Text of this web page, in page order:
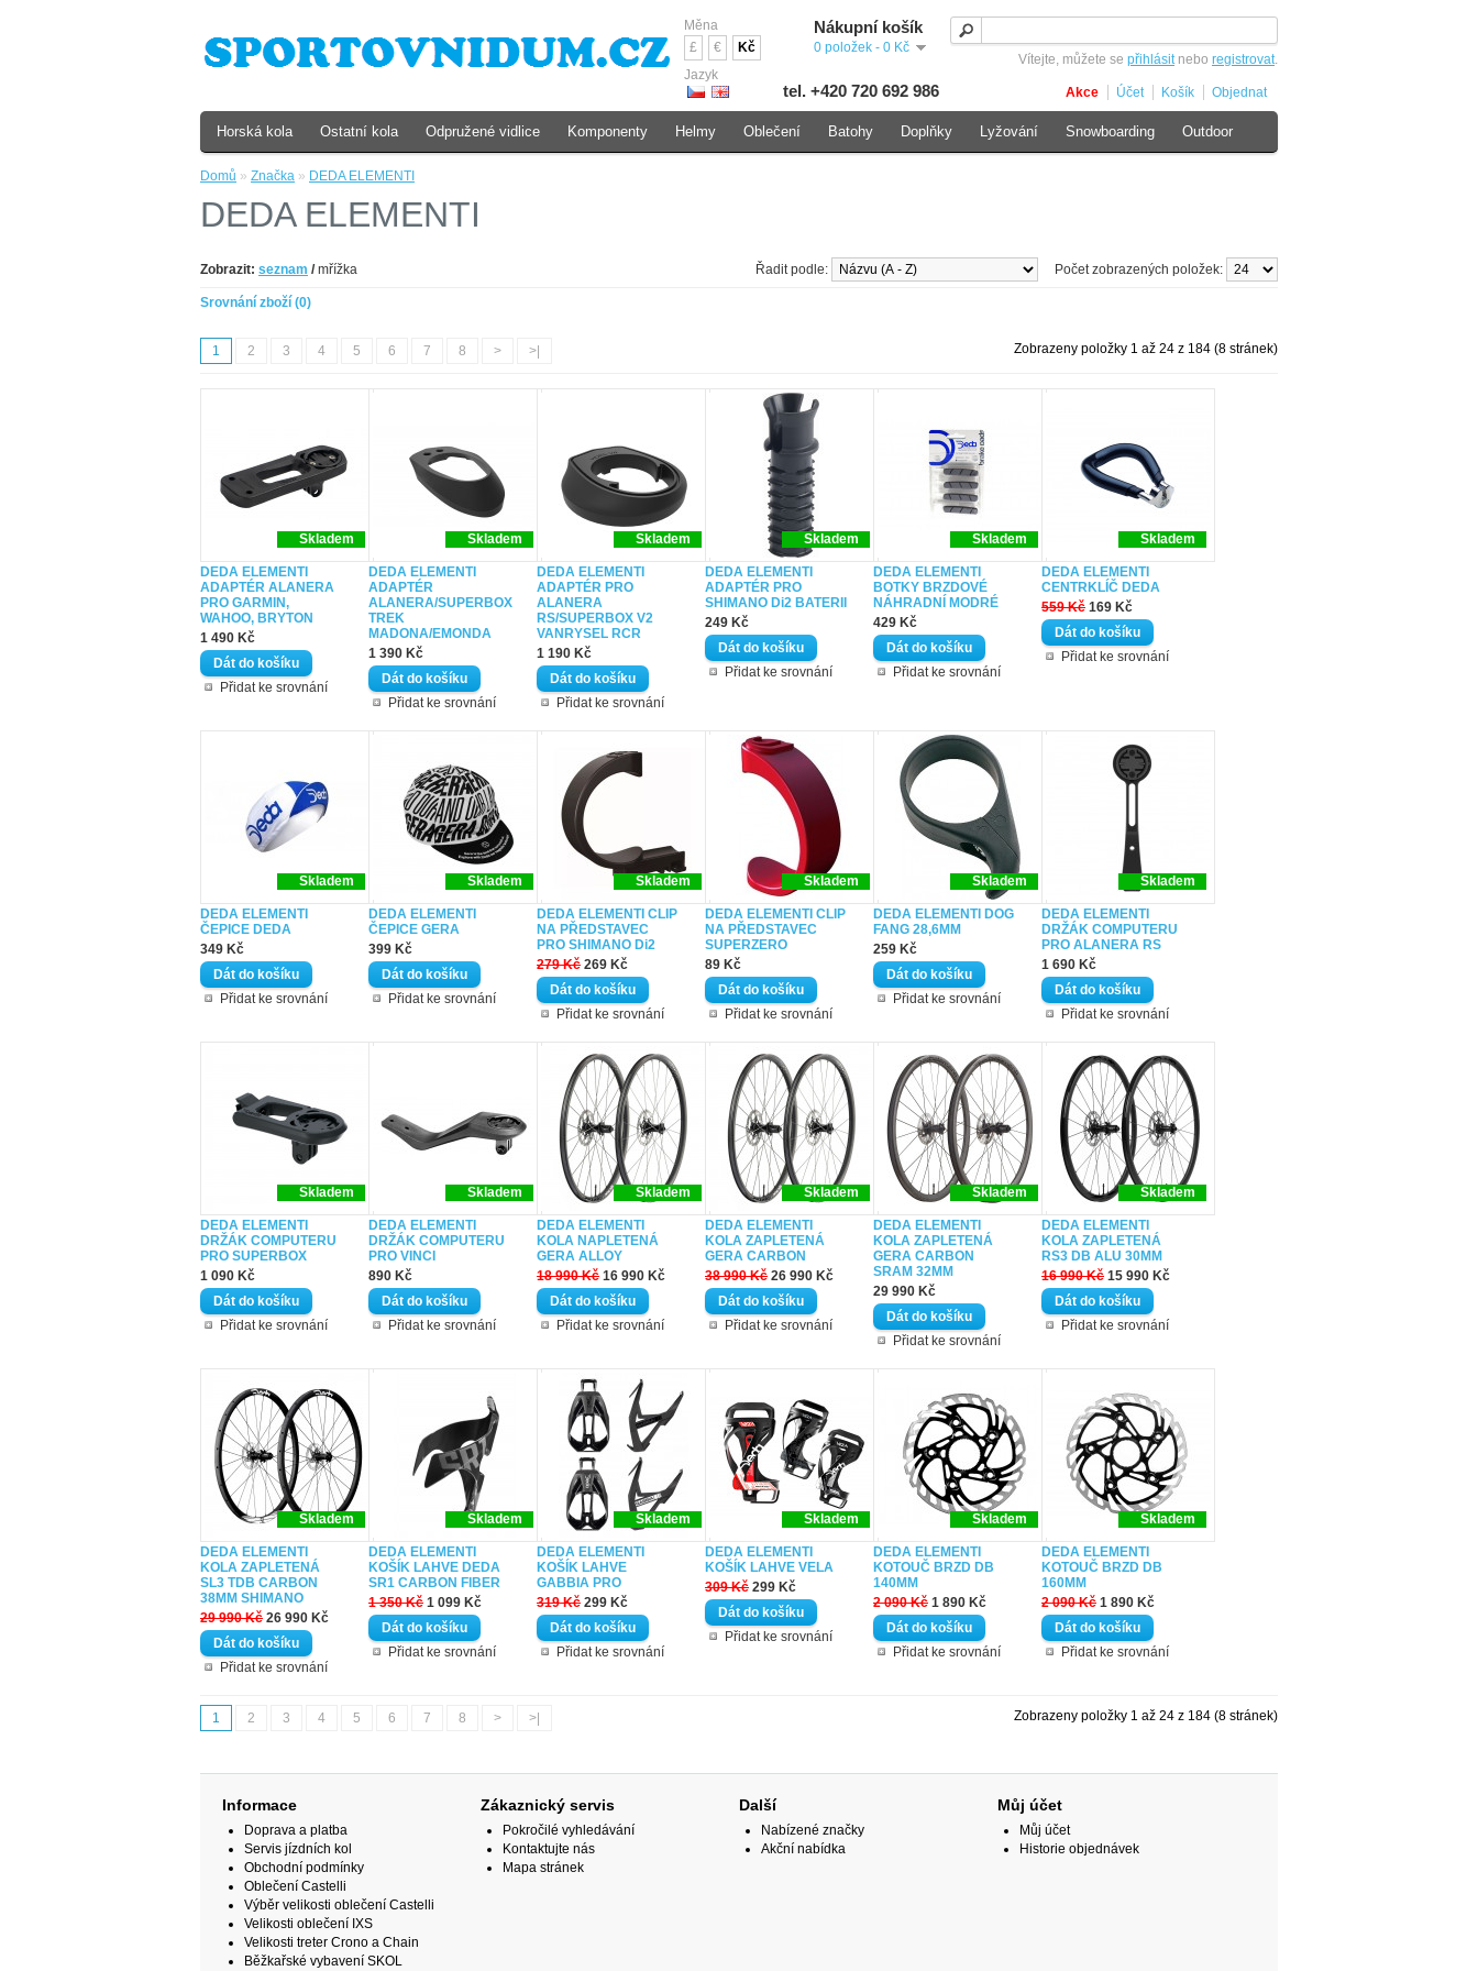
Jazyk
Měna
£
€ Kč
Nákupní košík
0 položek - 0 Kč
Vítejte, můžete se přihlásitnebo registrovat.
tel. +420 720 692 986 Akce Účet Košík Objednat
Domů » Značka » DEDA ELEMENTI
DEDA ELEMENTI
Zobrazit: seznam /mřížka Počet zobrazených položek:
Řadit podle:
Srovnání zboží (0)
1 2 3 4 5 6 7 8 > >| Zobrazeny položky 1 až 24 z 184 (8 stránek)
Skladem
DEDA ELEMENTI
ADAPTÉR ALANERA
PRO GARMIN,
WAHOO, BRYTON
1 490 Kč
Přidat ke srovnání
Skladem
DEDA ELEMENTI
ADAPTÉR
ALANERA/SUPERBOX
TREK
MADONA/EMONDA
1 390 Kč
Přidat ke srovnání
Skladem
DEDA ELEMENTI
ADAPTÉR PRO
ALANERA
RS/SUPERBOX V2
VANRYSEL RCR
1 190 Kč
Přidat ke srovnání
Skladem
DEDA ELEMENTI
ADAPTÉR PRO
SHIMANO Di2 BATERII
249 Kč
Přidat ke srovnání
Skladem
DEDA ELEMENTI
BOTKY BRZDOVÉ
NÁHRADNÍ MODRÉ
429 Kč
Přidat ke srovnání
Skladem
DEDA ELEMENTI
CENTRKLÍČ DEDA
559 Kč 169 Kč
Přidat ke srovnání
Skladem
DEDA ELEMENTI
ČEPICE DEDA
349 Kč
Přidat ke srovnání
Skladem
DEDA ELEMENTI
ČEPICE GERA
399 Kč
Přidat ke srovnání
Skladem
DEDA ELEMENTI CLIP
NA PŘEDSTAVEC
PRO SHIMANO Di2
279 Kč 269 Kč
Přidat ke srovnání
Skladem
DEDA ELEMENTI CLIP
NA PŘEDSTAVEC
SUPERZERO
89 Kč
Přidat ke srovnání
Skladem
DEDA ELEMENTI DOG
FANG 28,6MM
259 Kč
Přidat ke srovnání
Skladem
DEDA ELEMENTI
DRŽÁK COMPUTERU
PRO ALANERA RS
1 690 Kč
Přidat ke srovnání
Skladem
DEDA ELEMENTI
DRŽÁK COMPUTERU
PRO SUPERBOX
1 090 Kč
Přidat ke srovnání
Skladem
DEDA ELEMENTI
DRŽÁK COMPUTERU
PRO VINCI
890 Kč
Přidat ke srovnání
Skladem
DEDA ELEMENTI
KOLA NAPLETENÁ
GERA ALLOY
18 990 Kč 16 990 Kč
Přidat ke srovnání
Skladem
DEDA ELEMENTI
KOLA ZAPLETENÁ
GERA CARBON
38 990 Kč 26 990 Kč
Přidat ke srovnání
Skladem
DEDA ELEMENTI
KOLA ZAPLETENÁ
GERA CARBON
SRAM 32MM
29 990 Kč
Přidat ke srovnání
Skladem
DEDA ELEMENTI
KOLA ZAPLETENÁ
RS3 DB ALU 30MM
16 990 Kč 15 990 Kč
Přidat ke srovnání
Skladem
DEDA ELEMENTI
KOLA ZAPLETENÁ
SL3 TDB CARBON
38MM SHIMANO
29 990 Kč 26 990 Kč
Přidat ke srovnání
Skladem
DEDA ELEMENTI
KOŠÍK LAHVE DEDA
SR1 CARBON FIBER
1 350 Kč 1 099 Kč
Přidat ke srovnání
Skladem
DEDA ELEMENTI
KOŠÍK LAHVE
GABBIA PRO
319 Kč 299 Kč
Přidat ke srovnání
Skladem
DEDA ELEMENTI
KOŠÍK LAHVE VELA
309 Kč 299 Kč
Přidat ke srovnání
Skladem
DEDA ELEMENTI
KOTOUČ BRZD DB
140MM
2 090 Kč 1 890 Kč
Přidat ke srovnání
Skladem
DEDA ELEMENTI
KOTOUČ BRZD DB
160MM
2 090 Kč 1 890 Kč
Přidat ke srovnání
1 2 3 4 5 6 7 8 > >| Zobrazeny položky 1 až 24 z 184 (8 stránek)
Horská kola Ostatní kola Odpružené vidlice Komponenty Helmy Oblečení Batohy Doplňky Lyžování Snowboarding Outdoor
Informace
Doprava a platba
Servis jízdních kol
Obchodní podmínky
Oblečení Castelli
Výběr velikosti oblečení Castelli
Velikosti oblečení IXS
Velikosti treter Crono a Chain
Běžkařské vybavení SKOL
Zákaznický servis
Pokročilé vyhledávání
Kontaktujte nás
Mapa stránek
Další
Nabízené značky
Akční nabídka
Můj účet
Můj účet
Historie objednávek